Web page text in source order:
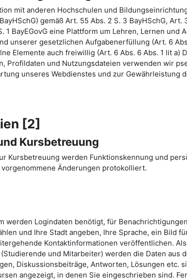
mit anderen Hochschulen und
gemäß Art. 55 Abs. 2 S. 3 BayHSchG, Art.
1 BayEGovG eine Plattform um Lehren, Lernen und
unserer gesetzlichen Aufgabenerfüllung (Art. 6
Elemente auch freiwillig (Art. 6 Abs. 6 Abs. 1 lit a)
Profildaten und Nutzungsdateien verwenden wir
unseres Webdienstes und zur
[2]
Kursbetreuung
Kursbetreuung werden Funktionskennung und
Änderungen protokolliert.
werden Logindaten benötigt, für
und Ihre Stadt angeben, Ihre Sprache, ein Bild
Kontaktinformationen veröffentlichen.
und Mitarbeiter) werden die Daten aus
Diskussionsbeiträge, Antworten, Lösungen etc.
angezeigt, in denen Sie eingeschrieben sind.